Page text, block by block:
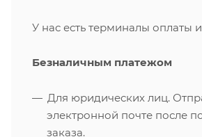
У нас есть терминалы оплаты
Безналичным платежом
Для юридических лиц.
электронной почте после
заказа.